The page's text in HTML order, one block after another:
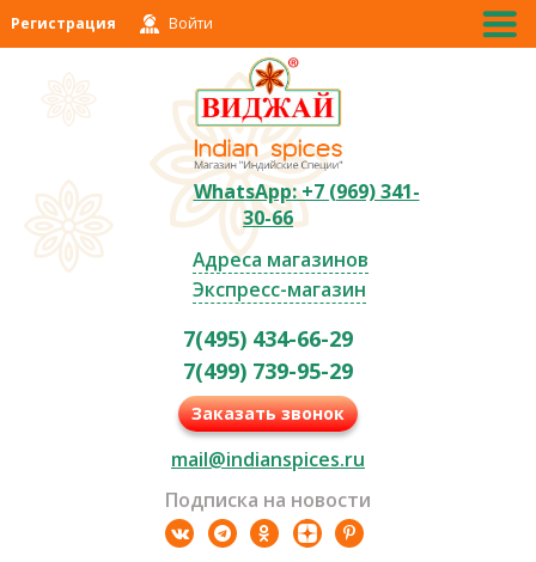
Регистрация Войти
WhatsApp: +7 (969) 341-
30-66
Адреса магазинов
Экспресс-магазин
7(495) 434-66-29
7(499) 739-95-29
Заказать звонок
mail@indianspices.ru
Подписка на новости